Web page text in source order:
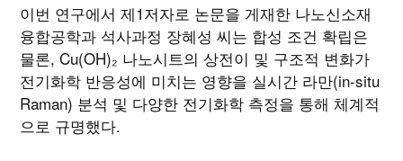
이번 연구에서 제1저자로 논문을 게재한 나노신소재
융합공학과 석사과정 장혜성 씨는 합성 조건 확립은
물론, Cu(OH)₂ 나노시트의 상전이 및 구조적 변화가
전기화학 반응성에 미치는 영향을 실시간 라만(in-situ
Raman) 분석 및 다양한 전기화학 측정을 통해 체계적
으로 규명했다.